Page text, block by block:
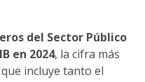
del Sector Público
en 2024, la cifra más
incluye tanto el